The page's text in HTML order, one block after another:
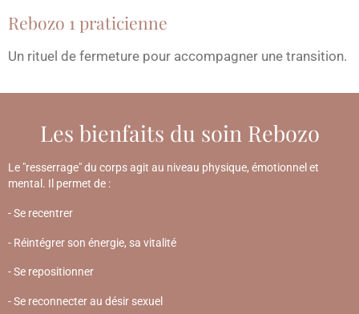
Rebozo 1 praticienne
Un rituel de fermeture pour accompagner une transition.
Les bienfaits du soin Rebozo
Le "resserrage" du corps agit au niveau physique, émotionnel et
mental. Il permet de :
- Se recentrer
- Réintégrer son énergie, sa vitalité
- Se repositionner
- Se reconnecter au désir sexuel